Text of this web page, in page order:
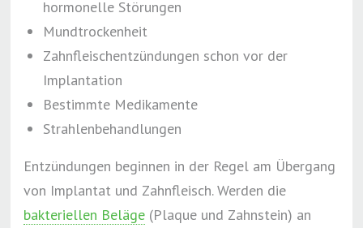
hormonelle Störungen
Mundtrockenheit
Zahnfleischentzündungen schon vor der
Implantation
Bestimmte Medikamente
Strahlenbehandlungen
Entzündungen beginnen in der Regel am Übergang
von Implantat und Zahnfleisch. Werden die
bakteriellen Beläge (Plaque und Zahnstein) an